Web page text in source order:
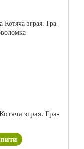
зграя. Гра-